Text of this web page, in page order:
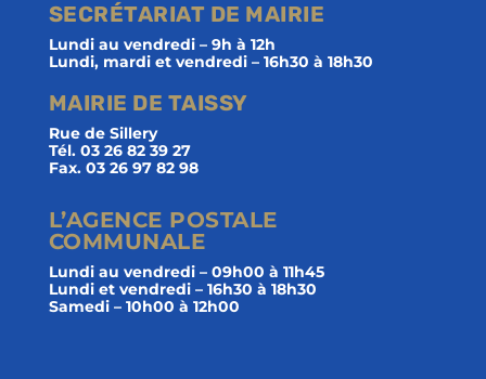
SECRÉTARIAT DE MAIRIE
Lundi au vendredi – 9h à 12h
Lundi, mardi et vendredi – 16h30 à 18h30
MAIRIE DE TAISSY
Rue de Sillery
Tél. 03 26 82 39 27
Fax. 03 26 97 82 98
L’AGENCE POSTALE
COMMUNALE
Lundi au vendredi – 09h00 à 11h45
Lundi et vendredi – 16h30 à 18h30
Samedi – 10h00 à 12h00